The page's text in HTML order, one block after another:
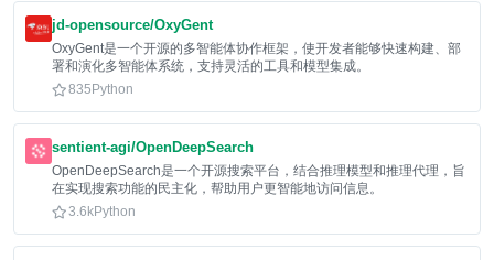
jd-opensource/OxyGent
OxyGent是一个开源的多智能体协作框架，使开发者能够快速构建、部
署和演化多智能体系统，支持灵活的工具和模型集成。
835 Python
sentient-agi/OpenDeepSearch
OpenDeepSearch是一个开源搜索平台，结合推理模型和推理代理，旨
在实现搜索功能的民主化，帮助用户更智能地访问信息。
3.6kPython